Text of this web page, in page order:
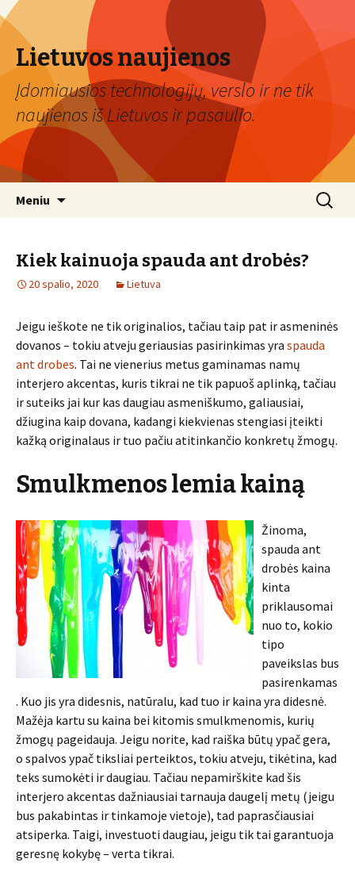
Lietuvos naujienos
Įdomiausios technologijų, verslo ir ne tik
naujienos iš Lietuvos ir pasaulio.
Meniu Ieškoti:
Kiek kainuoja spauda ant drobės?
20 spalio, 2020 Lietuva
Jeigu ieškote ne tik originalios, tačiau taip pat ir asmeninės
dovanos – tokiu atveju geriausias pasirinkimas yra spauda
ant drobes. Tai ne vienerius metus gaminamas namų
interjero akcentas, kuris tikrai ne tik papuoš aplinką, tačiau
ir suteiks jai kur kas daugiau asmeniškumo, galiausiai,
džiugina kaip dovana, kadangi kiekvienas stengiasi įteikti
kažką originalaus ir tuo pačiu atitinkančio konkretų žmogų.
Smulkmenos lemia kainą
Žinoma,
spauda ant
drobės kaina
kinta
priklausomai
nuo to, kokio
tipo
paveikslas bus
pasirenkamas
. Kuo jis yra didesnis, natūralu, kad tuo ir kaina yra didesnė.
Mažėja kartu su kaina bei kitomis smulkmenomis, kurių
žmogų pageidauja. Jeigu norite, kad raiška būtų ypač gera,
o spalvos ypač tiksliai perteiktos, tokiu atveju, tikėtina, kad
teks sumokėti ir daugiau. Tačiau nepamirškite kad šis
interjero akcentas dažniausiai tarnauja daugelį metų (jeigu
bus pakabintas ir tinkamoje vietoje), tad paprasčiausiai
atsiperka. Taigi, investuoti daugiau, jeigu tik tai garantuoja
geresnę kokybę – verta tikrai.